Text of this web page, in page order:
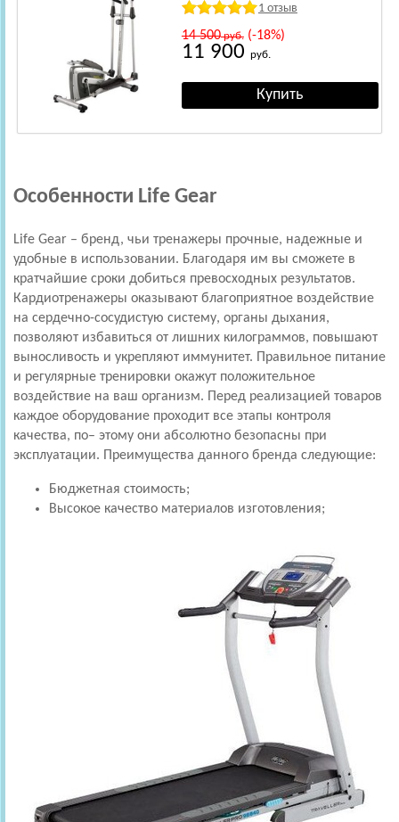
1 отзыв
14 500руб.(-18%)
11 900 руб.
Особенности Life Gear
Life Gear – бренд, чьи тренажеры прочные, надежные и
удобные в использовании. Благодаря им вы сможете в
кратчайшие сроки добиться превосходных результатов.
Кардиотренажеры оказывают благоприятное воздействие
на сердечно-сосудистую систему, органы дыхания,
позволяют избавиться от лишних килограммов, повышают
выносливость и укрепляют иммунитет. Правильное питание
и регулярные тренировки окажут положительное
воздействие на ваш организм. Перед реализацией товаров
каждое оборудование проходит все этапы контроля
качества, по– этому они абсолютно безопасны при
эксплуатации. Преимущества данного бренда следующие:
Бюджетная стоимость;
Высокое качество материалов изготовления;